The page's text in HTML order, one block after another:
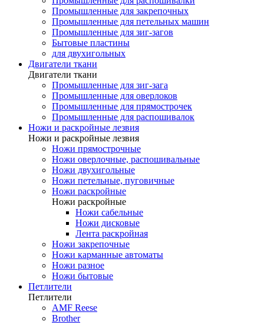
Промышленные для закрепочных
Промышленные для петельных машин
Промышленные для зиг-загов
Бытовые пластины
для двухигольных
Двигатели ткани
Двигатели ткани
Промышленные для зиг-зага
Промышленные для оверлоков
Промышленные для прямострочек
Промышленные для распошивалок
Ножи и раскройные лезвия
Ножи и раскройные лезвия
Ножи прямострочные
Ножи оверлочные, распошивальные
Ножи двухигольные
Ножи петельные, пуговичные
Ножи раскройные
Ножи раскройные
Ножи сабельные
Ножи дисковые
Лента раскройная
Ножи закрепочные
Ножи карманные автоматы
Ножи разное
Ножи бытовые
Петлители
Петлители
AMF Reese
Brother